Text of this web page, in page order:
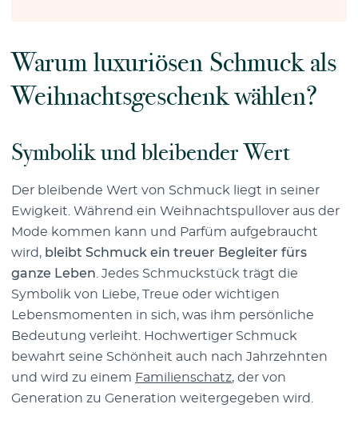
Warum luxuriösen Schmuck als
Weihnachtsgeschenk wählen?
Symbolik und bleibender Wert
Der bleibende Wert von Schmuck liegt in seiner
Ewigkeit. Während ein Weihnachtspullover aus der
Mode kommen kann und Parfüm aufgebraucht
wird, bleibt Schmuck ein treuer Begleiter fürs
ganze Leben . Jedes Schmuckstück trägt die
Symbolik von Liebe, Treue oder wichtigen
Lebensmomenten in sich, was ihm persönliche
Bedeutung verleiht. Hochwertiger Schmuck
bewahrt seine Schönheit auch nach Jahrzehnten
und wird zu einem Familienschatz, der von
Generation zu Generation weitergegeben wird.